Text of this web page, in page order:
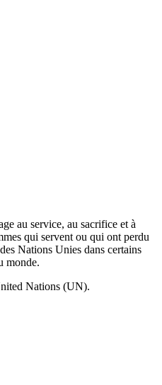
au service, au sacrifice et à
qui servent ou qui ont perdu
Nations Unies dans certains
monde.
Nations (UN).